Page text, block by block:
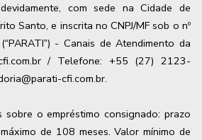
com sede na Cidade de
Santo, e inscrita no CNPJ/MF sob o nº
- Canais de Atendimento da
/ Telefone: +55 (27) 2123-
cfi.com.br.
sobre o empréstimo consignado: prazo
de 108 meses. Valor mínimo de